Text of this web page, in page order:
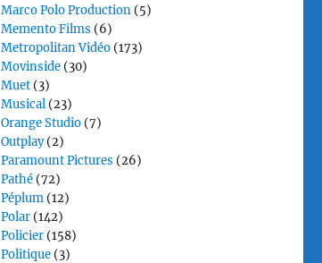
Marco Polo Production (5)
Memento Films (6)
Metropolitan Vidéo (173)
Movinside (30)
Muet (3)
Musical (23)
Orange Studio (7)
Outplay(2)
Paramount Pictures (26)
Pathé (72)
Péplum (12)
Polar (142)
Policier (158)
Politique (3)